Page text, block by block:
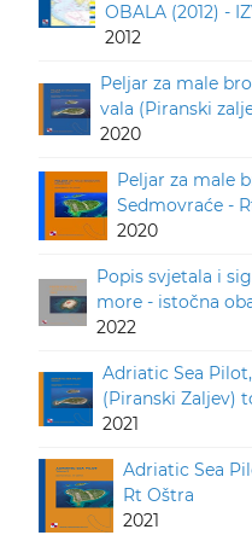
OBALA (2012) -
2012
Peljar za male
vala (Piranski
2020
Peljar za male
Sedmovraće -
2020
Popis svjetala i
more - istočna
2022
Adriatic Sea
(Piranski Zaljev)
2021
Adriatic Sea
Rt Oštra
2021